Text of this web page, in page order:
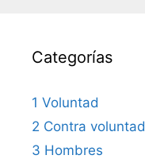
Categorías
1 Voluntad
2 Contra voluntad
3 Hombres